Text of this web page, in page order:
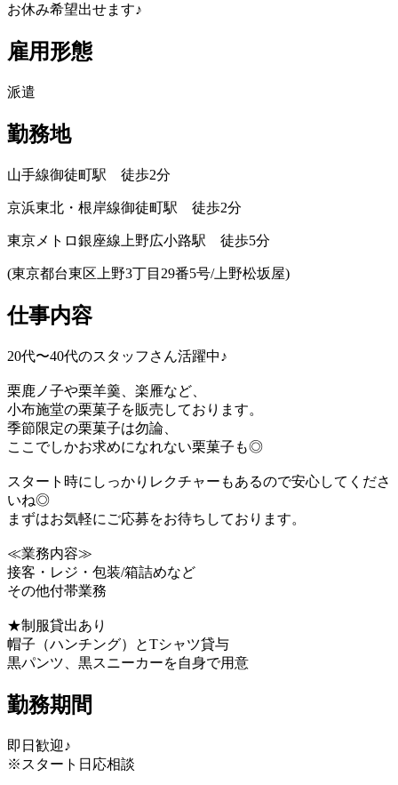
お休み希望出せます♪
雇用形態
派遣
勤務地
山手線御徒町駅 徒歩2分
京浜東北・根岸線御徒町駅 徒歩2分
東京メトロ銀座線上野広小路駅 徒歩5分
(東京都台東区上野3丁目29番5号/上野松坂屋)
仕事内容
20代〜40代のスタッフさん活躍中♪
栗鹿ノ子や栗羊羹、楽雁など、
小布施堂の栗菓子を販売しております。
季節限定の栗菓子は勿論、
ここでしかお求めになれない栗菓子も◎
スタート時にしっかりレクチャーもあるので安心してくださ
いね◎
まずはお気軽にご応募をお待ちしております。
≪業務内容≫
接客・レジ・包装/箱詰めなど
その他付帯業務
★制服貸出あり
帽子（ハンチング）とTシャツ貸与
黒パンツ、黒スニーカーを自身で用意
勤務期間
即日歓迎♪
※スタート日応相談